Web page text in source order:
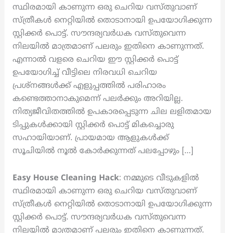
സ്ഥിരമായി കാണുന്ന ഒരു ചെറിയ വസ്തുവാണ്
സ്ത്രീകൾ നെറ്റിയിൽ തൊടാനായി ഉപയോഗിക്കുന്ന
സ്റ്റിക്കർ പൊട്ട്. സൗന്ദര്യവർധക വസ്തുവെന്ന
നിലയിൽ മാത്രമാണ് പലരും ഇതിനെ കാണുന്നത്.
എന്നാൽ വളരെ ചെറിയ ഈ സ്റ്റിക്കർ പൊട്ട്
ഉപയോഗിച്ച് വീട്ടിലെ നിരവധി ചെറിയ
പ്രശ്നങ്ങൾക്ക് എളുപ്പത്തിൽ പരിഹാരം
കണ്ടെത്താനാകുമെന്ന് പലർക്കും അറിയില്ല.
നിത്യജീവിതത്തിൽ ഉപകാരപ്പെടുന്ന ചില ലളിതമായ
ടിപ്പുകൾക്കായി സ്റ്റിക്കർ പൊട്ട് മികച്ചൊരു
സഹായിയാണ്. പ്രായമായ ആളുകൾക്ക്
സൂചിയിൽ നൂൽ കോർക്കുന്നത് പലപ്പോഴും […]
Easy House Cleaning Hack: നമ്മുടെ വീടുകളിൽ
സ്ഥിരമായി കാണുന്ന ഒരു ചെറിയ വസ്തുവാണ്
സ്ത്രീകൾ നെറ്റിയിൽ തൊടാനായി ഉപയോഗിക്കുന്ന
സ്റ്റിക്കർ പൊട്ട്. സൗന്ദര്യവർധക വസ്തുവെന്ന
നിലയിൽ മാത്രമാണ് പലരും ഇതിനെ കാണുന്നത്.